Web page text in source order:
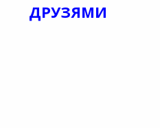
ДРУЗЯМИ